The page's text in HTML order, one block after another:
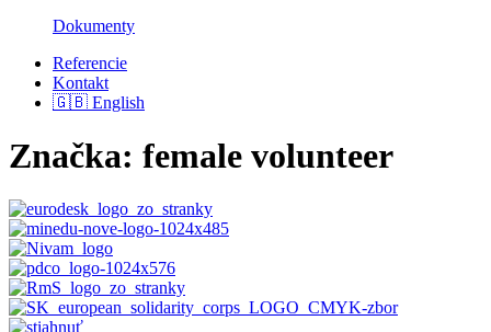
Dokumenty
Referencie
Kontakt
🇬🇧 English
Značka: female volunteer